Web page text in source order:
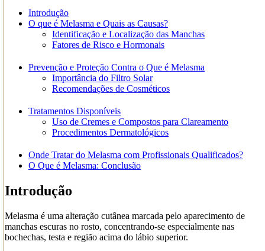
Introdução
O que é Melasma e Quais as Causas?
Identificação e Localização das Manchas
Fatores de Risco e Hormonais
Prevenção e Proteção Contra o Que é Melasma
Importância do Filtro Solar
Recomendações de Cosméticos
Tratamentos Disponíveis
Uso de Cremes e Compostos para Clareamento
Procedimentos Dermatológicos
Onde Tratar do Melasma com Profissionais Qualificados?
O Que é Melasma: Conclusão
Introdução
Melasma é uma alteração cutânea marcada pelo aparecimento de
manchas escuras no rosto, concentrando-se especialmente nas
bochechas, testa e região acima do lábio superior.